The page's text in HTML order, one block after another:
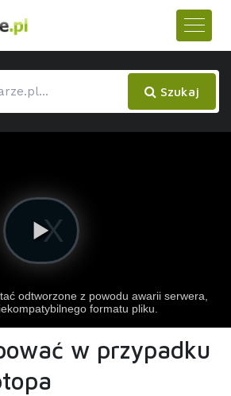
Szukaj
w przypadku